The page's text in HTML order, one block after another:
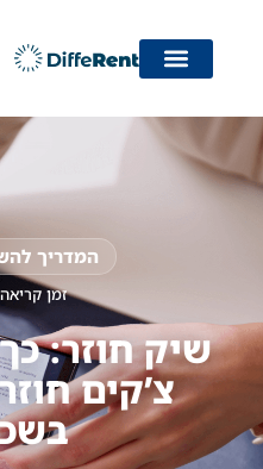
המדריך
זמן
שיק חוזר:
צ’קים